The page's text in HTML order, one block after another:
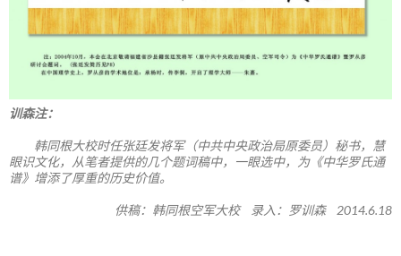
训森注：
韩同根大校时任张廷发将军（中共中央政治局原委员）秘书，慧
眼识文化，从笔者提供的几个题词稿中，一眼选中，为《中华罗氏通
谱》增添了厚重的历史价值。
供稿：韩同根空军大校 录入：罗训森 2014.6.18